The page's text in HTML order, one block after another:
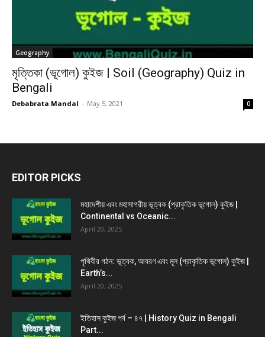
Geography
মৃত্তিকা (ভূগোল) কুইজ | Soil (Geography) Quiz in
Bengali
Debabrata Mandal - May 5, 2021 0
EDITOR PICKS
মহাদেশীয় এবং মহাসাগরীয় ভূত্বক (প্রাকৃতিক ভূগোল) কুইজ |
Continental vs Oceanic...
April 20, 2025
পৃথিবীর গঠন: ভূত্বক, আবরণ এবং মূল (প্রাকৃতিক ভূগোল) কুইজ |
Earth’s...
April 20, 2025
ইতিহাস কুইজ পর্ব – ৪৭ | History Quiz in Bengali
Part...